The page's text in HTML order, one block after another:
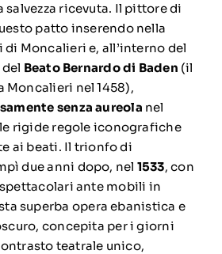
salvezza ricevuta. Il pittore di
patto inserendo nella
Moncalieri e, all’interno del
Beato Bernardo di Baden (il
Moncalieri nel 1458),
senza aureola nel
rigide regole iconografiche
ai beati. Il trionfo di
due anni dopo, nel 1533, con
ante mobili in
superba opera ebanistica e
concepita per i giorni
teatrale unico,